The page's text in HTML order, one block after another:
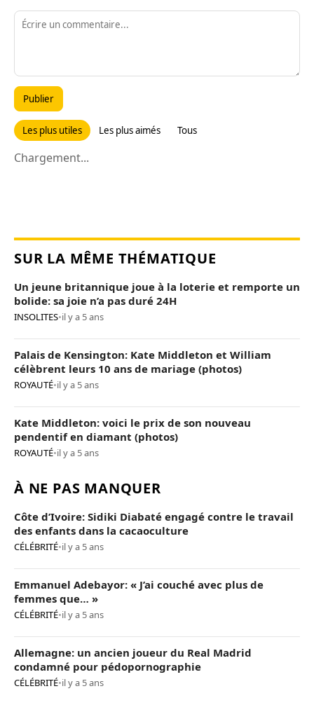
Publier
Les plus utiles Les plus aimés Tous
Chargement...
SUR LA MÊME THÉMATIQUE
Un jeune britannique joue à la loterie et remporte un
bolide: sa joie n’a pas duré 24H
INSOLITES•il y a 5 ans
Palais de Kensington: Kate Middleton et William
célèbrent leurs 10 ans de mariage (photos)
ROYAUTÉ•il y a 5 ans
Kate Middleton: voici le prix de son nouveau
pendentif en diamant (photos)
ROYAUTÉ•il y a 5 ans
À NE PAS MANQUER
Côte d’Ivoire: Sidiki Diabaté engagé contre le travail
des enfants dans la cacaoculture
CÉLÉBRITÉ•il y a 5 ans
Emmanuel Adebayor: « J’ai couché avec plus de
femmes que… »
CÉLÉBRITÉ•il y a 5 ans
Allemagne: un ancien joueur du Real Madrid
condamné pour pédopornographie
CÉLÉBRITÉ•il y a 5 ans